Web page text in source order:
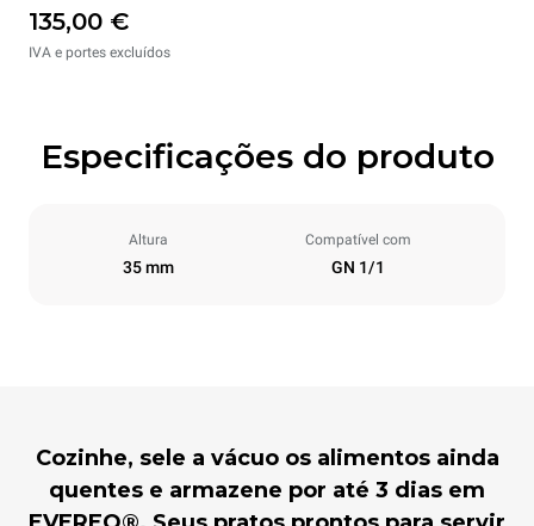
135,00 €
IVA e portes excluídos
Especificações do produto
Altura
35 mm
Compatível com
GN 1/1
Cozinhe, sele a vácuo os alimentos ainda
quentes e armazene por até 3 dias em